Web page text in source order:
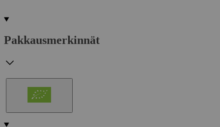
Pakkausmerkinnät